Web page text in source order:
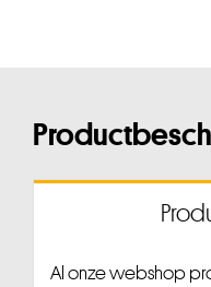
Al onze webshop